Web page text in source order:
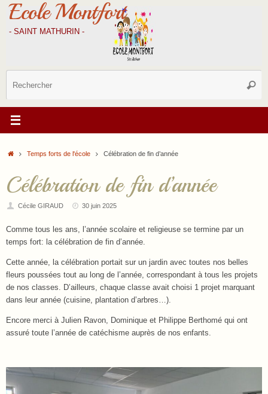
Passer
contenu
Ecole Montfort
- SAINT MATHURIN -
AccueilTemps forts de l'école Célébration de fin d’année
Célébration de fin d’année
Cécile GIRAUD 30 juin 2025
Comme tous les ans, l’année scolaire et religieuse se termine par un
temps fort: la célébration de fin d’année.
Cette année, la célébration portait sur un jardin avec toutes nos belles
fleurs poussées tout au long de l’année, correspondant à tous les projets
de nos classes. D’ailleurs, chaque classe avait choisi 1 projet marquant
dans leur année (cuisine, plantation d’arbres…).
Encore merci à Julien Ravon, Dominique et Philippe Berthomé qui ont
assuré toute l’année de catéchisme auprès de nos enfants.